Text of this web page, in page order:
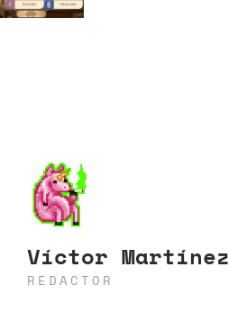
Víctor Martínez
REDACTOR